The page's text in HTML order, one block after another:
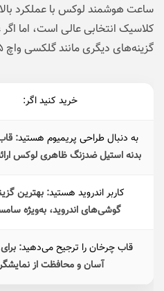
کلاسیک انتخابی عالی است، اما
گزینه‌های دیگری مانند گلکسی واچ ۵ پرو مناسب‌تر خواهند بود.
خرید کنید اگر:
به دنبال طراحی پریمیوم هستید:
بدنه استیل ضدزنگ ظاهری لوکس
کاربر اندروید هستید: بهترین
گوشی‌های اندروید، به‌ویژه
قاب چرخان را ترجیح می‌دهید:
آسان و محافظت از